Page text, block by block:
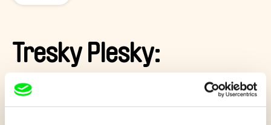
Tresky Plesky:
Krupobitie